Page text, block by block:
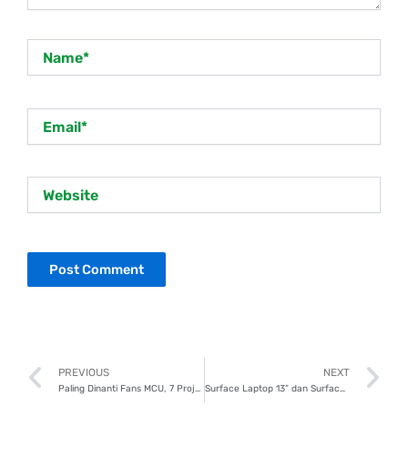
Prev
PREVIOUS
Paling Dinanti Fans MCU, 7 Project Marvel Studios yang Bakal Tayang 2026
NEXT
Surface Laptop 13” dan Surface Pro 12”, Laptop dan Tablet Berteknologi AI untuk Produktivitas Maksimal